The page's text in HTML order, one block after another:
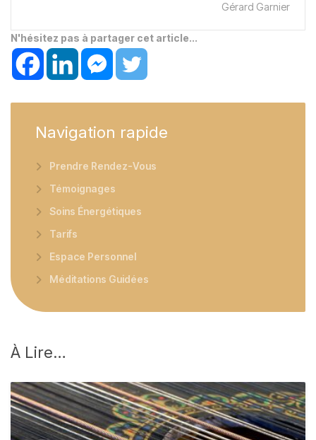
Gérard Garnier
N'hésitez pas à partager cet article...
Navigation rapide
Prendre Rendez-Vous
Témoignages
Soins Énergétiques
Tarifs
Espace Personnel
Méditations Guidées
À Lire…